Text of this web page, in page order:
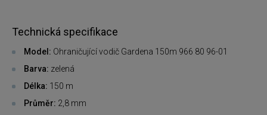
Technická specifikace
Model: Ohraničující vodič Gardena 150m 966 80 96-01
Barva: zelená
Délka: 150 m
Průměr: 2,8 mm